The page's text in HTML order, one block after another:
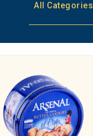
All Categories